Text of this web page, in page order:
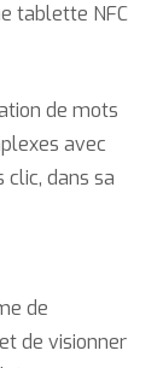
tablette NFC
de mots
avec
dans sa
de
de visionner